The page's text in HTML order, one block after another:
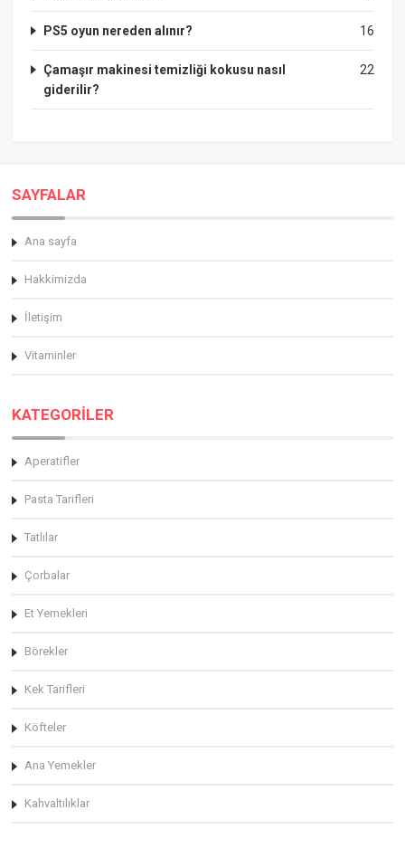
16
PS5 oyun nereden alınır?
22
Çamaşır makinesi temizliği kokusu nasıl
giderilir?
SAYFALAR
Ana sayfa
Hakkimizda
İletişim
Vitaminler
KATEGORİLER
Aperatifler
Pasta Tarifleri
Tatlılar
Çorbalar
Et Yemekleri
Börekler
Kek Tarifleri
Köfteler
Ana Yemekler
Kahvaltılıklar